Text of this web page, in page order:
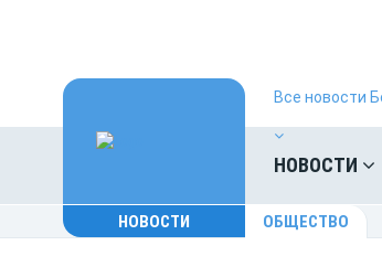
Все новости
НОВОСТИ
НОВОСТИ ОБЩЕСТВО